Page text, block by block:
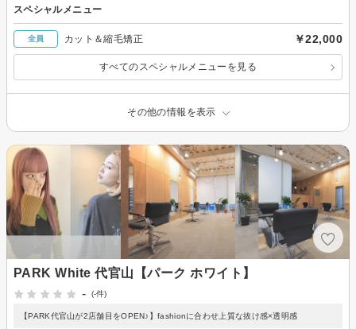
スペシャルメニュー
全員 カット＆縮毛矯正 ￥22,000
すべてのスペシャルメニューを見る
その他の情報を表示
PARK White 代官山【パーク ホワイト】
-
(-件)
【PARK代官山が2店舗目をOPEN♪】fashionに合わせ上質な抜け感×透明感